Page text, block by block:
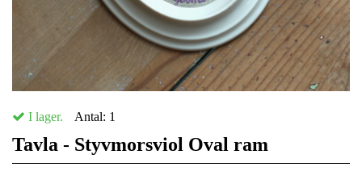
I lager. Antal: 1
Tavla - Styvmorsviol Oval ram